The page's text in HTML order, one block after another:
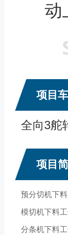
动
项目
全向3舵
项目
预分切机下
模切机下料
分条机下料